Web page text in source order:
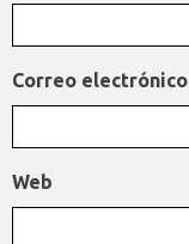
Correo electrónico
Web